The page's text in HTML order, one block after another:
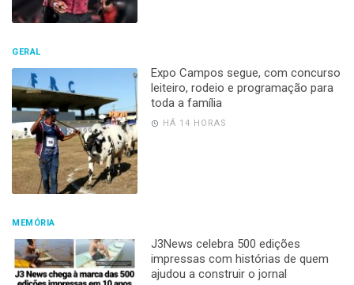
GERAL
Expo Campos segue, com concurso
leiteiro, rodeio e programação para
toda a família
HÁ 14 HORAS
MEMÓRIA
J3News celebra 500 edições
impressas com histórias de quem
ajudou a construir o jornal